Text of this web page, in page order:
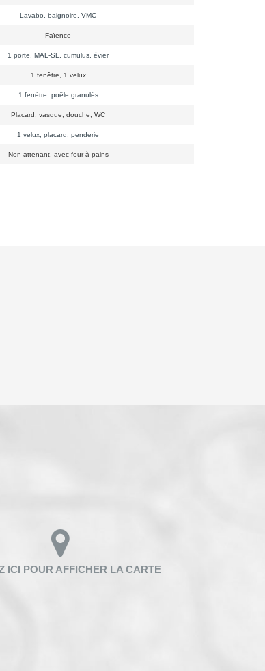
Lavabo, baignoire, VMC
Faïence
1 porte, MAL-SL, cumulus, évier
1 fenêtre, 1 velux
1 fenêtre, poêle granulés
Placard, vasque, douche, WC
1 velux, placard, penderie
Non attenant, avec four à pains